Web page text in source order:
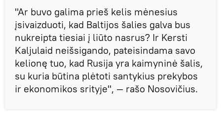
"Ar buvo galima prieš kelis mėnesius
įsivaizduoti, kad Baltijos šalies galva bus
nukreipta tiesiai į liūto nasrus? Ir Kersti
Kaljulaid neišsigando, pateisindama savo
kelionę tuo, kad Rusija yra kaimyninė šalis,
su kuria būtina plėtoti santykius prekybos
ir ekonomikos srityje", — rašo Nosovičius.